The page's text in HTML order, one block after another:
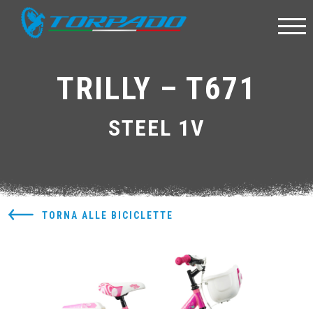
TRILLY – T671
STEEL 1V
TORNA ALLE BICICLETTE